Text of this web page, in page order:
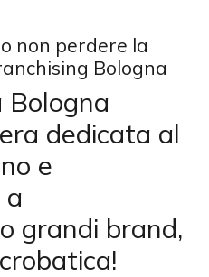
non perdere la
Bologna
Bologna
dedicata al
e
a
grandi brand,